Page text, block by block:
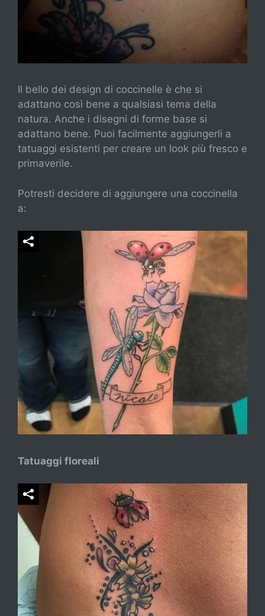
Il bello dei design di coccinelle è che si
adattano così bene a qualsiasi tema della
natura. Anche i disegni di forme base si
adattano bene. Puoi facilmente aggiungerli a
tatuaggi esistenti per creare un look più fresco e
primaverile.
Potresti decidere di aggiungere una coccinella
a:
Tatuaggi floreali